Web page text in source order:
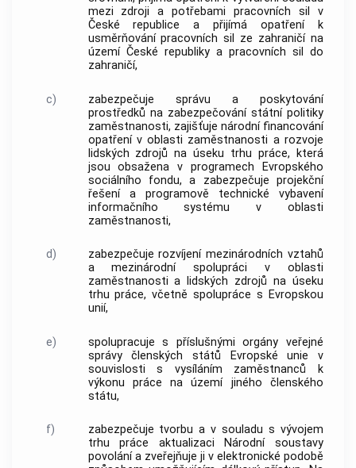
mezi zdroji a potřebami pracovních sil v
České republice a přijímá opatření k
usměrňování pracovních sil ze zahraničí na
území České republiky a pracovních sil do
zahraničí,
c)
zabezpečuje správu a poskytování
prostředků na zabezpečování státní politiky
zaměstnanosti, zajišťuje národní financování
opatření v oblasti zaměstnanosti a rozvoje
lidských zdrojů na úseku trhu práce, která
jsou obsažena v programech Evropského
sociálního fondu, a zabezpečuje projekční
řešení a programově technické vybavení
informačního systému v oblasti
zaměstnanosti,
d)
zabezpečuje rozvíjení mezinárodních vztahů
a mezinárodní spolupráci v oblasti
zaměstnanosti a lidských zdrojů na úseku
trhu práce, včetně spolupráce s Evropskou
unií,
e)
spolupracuje s příslušnými orgány veřejné
správy členských států Evropské unie v
souvislosti s vysíláním zaměstnanců k
výkonu práce na území jiného členského
státu,
f)
zabezpečuje tvorbu a v souladu s vývojem
trhu práce aktualizaci Národní soustavy
povolánía zveřejňuje ji v elektronické podobě